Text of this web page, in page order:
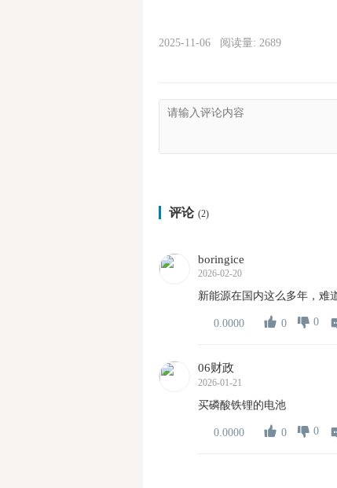
2025-11-06 阅读量: 2689
评论 (2)
boringice
2026-02-20
新能源在国内这么多年，难
0.0000 0 0
06财政
2026-01-21
买磷酸铁锂的电池
0.0000 0 0